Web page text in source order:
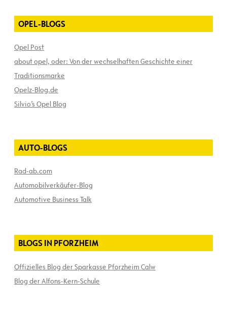
OPEL-BLOGS
Opel Post
about opel, oder: Von der wechselhaften Geschichte einer
Traditionsmarke
Opelz-Blog.de
Silvio’s Opel Blog
AUTO-BLOGS
Rad-ab.com
Automobilverkäufer-Blog
Automotive Business Talk
BLOGS IN PFORZHEIM
Offizielles Blog der Sparkasse Pforzheim Calw
Blog der Alfons-Kern-Schule